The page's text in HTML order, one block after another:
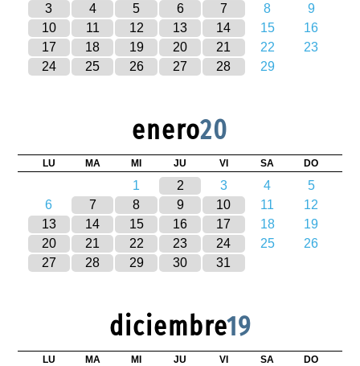
3
4 5 6 7 8
9
10
11 12 13 14 15
16
17
18 19 20 21 22
23
24
25 26 27 28 29
enero20
LU MA MI JU VI SA DO
1 2 3 4
5
6
7 8 9 10 11
12
13
14 15 16 17 18
19
20
21 22 23 24 25
26
27
28 29 30 31
diciembre19
LU MA MI JU VI SA DO